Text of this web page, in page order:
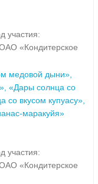
участия:
«Кондитерское
медовой дыни»,
«Дары солнца со
со вкусом купуасу»,
маракуйя»
участия:
«Кондитерское